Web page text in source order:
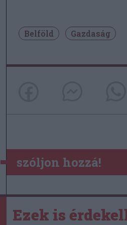
Belföld Gazdaság
szóljon hozzá!
Ezek is